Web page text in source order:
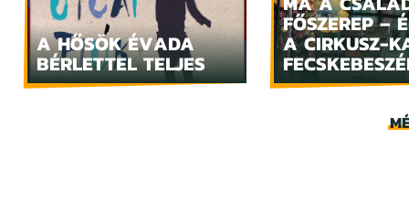
A HŐSÖK ÉVADA
BÉRLETTEL TELJES
FŐSZEREP –
A CIRKUSZ-